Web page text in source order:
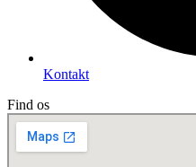
Kontakt
Find os